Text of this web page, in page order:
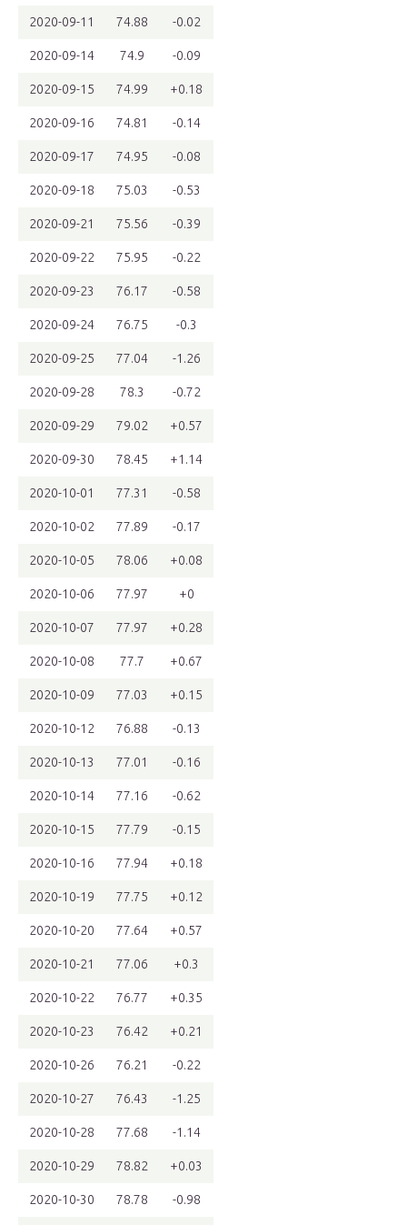
2020-09-11 74.88 -0.02
2020-09-14 74.9 -0.09
2020-09-15 74.99 +0.18
2020-09-16 74.81 -0.14
2020-09-17 74.95 -0.08
2020-09-18 75.03 -0.53
2020-09-21 75.56 -0.39
2020-09-22 75.95 -0.22
2020-09-23 76.17 -0.58
2020-09-24 76.75 -0.3
2020-09-25 77.04 -1.26
2020-09-28 78.3 -0.72
2020-09-29 79.02 +0.57
2020-09-30 78.45 +1.14
2020-10-01 77.31 -0.58
2020-10-02 77.89 -0.17
2020-10-05 78.06 +0.08
2020-10-06 77.97 +0
2020-10-07 77.97 +0.28
2020-10-08 77.7 +0.67
2020-10-09 77.03 +0.15
2020-10-12 76.88 -0.13
2020-10-13 77.01 -0.16
2020-10-14 77.16 -0.62
2020-10-15 77.79 -0.15
2020-10-16 77.94 +0.18
2020-10-19 77.75 +0.12
2020-10-20 77.64 +0.57
2020-10-21 77.06 +0.3
2020-10-22 76.77 +0.35
2020-10-23 76.42 +0.21
2020-10-26 76.21 -0.22
2020-10-27 76.43 -1.25
2020-10-28 77.68 -1.14
2020-10-29 78.82 +0.03
2020-10-30 78.78 -0.98